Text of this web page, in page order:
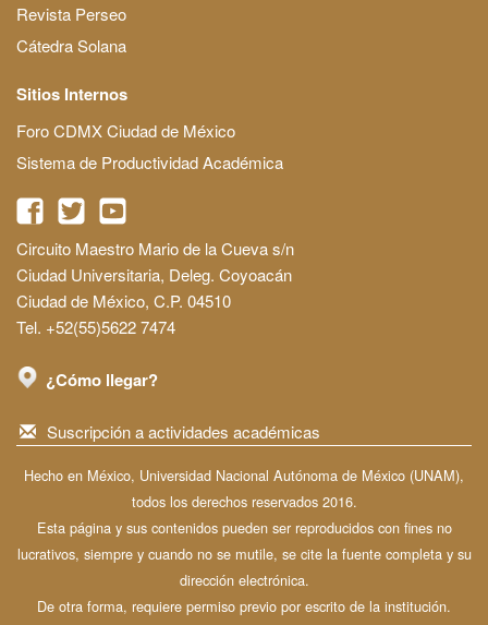
Revista Perseo
Cátedra Solana
Sitios Internos
Foro CDMX Ciudad de México
Sistema de Productividad Académica
Circuito Maestro Mario de la Cueva s/n
Ciudad Universitaria, Deleg. Coyoacán
Ciudad de México, C.P. 04510
Tel. +52(55)5622 7474
¿Cómo llegar?
Suscripción a actividades académicas
Hecho en México, Universidad Nacional Autónoma de México (UNAM),
todos los derechos reservados 2016.
Esta página y sus contenidos pueden ser reproducidos con fines no
lucrativos, siempre y cuando no se mutile, se cite la fuente completa y su
dirección electrónica.
De otra forma, requiere permiso previo por escrito de la institución.